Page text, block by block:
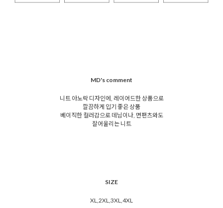
MD's comment
니트 아노락 디자인에, 레이어드한 상품으로
깔끔하게 입기 좋은 상품
베이직한 컬러감으로 데님이나, 면팬츠와도
잘어울리는 니트
SIZE
XL,2XL,3XL,4XL